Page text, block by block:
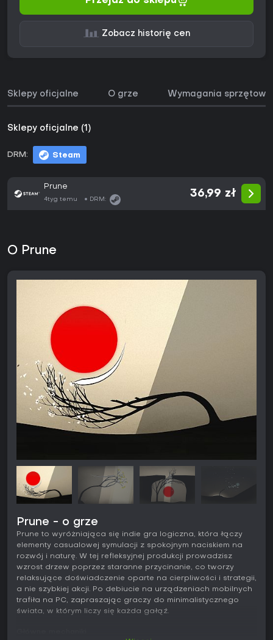
Zobacz historię cen
Sklepy oficjalne O grze Wymagania sprzętowe
Sklepy oficjalne (1)
DRM: Steam
Prune
4tyg temu DRM:
36,99 zł
O Prune
Prune - o grze
Prune to wyróżniająca się indie gra logiczna, która łączy
elementy casualowej symulacji z spokojnym naciskiem na
rozwój i naturę. W tej refleksyjnej produkcji prowadzisz
wzrost drzew poprzez staranne przycinanie, co tworzy
relaksujące doświadczenie oparte na cierpliwości i strategii,
a nie szybkiej akcji. Po debiucie na urządzeniach mobilnych
trafiła na PC, zapraszając graczy do minimalistycznego
świata, w którym liczy się każda gałąź.